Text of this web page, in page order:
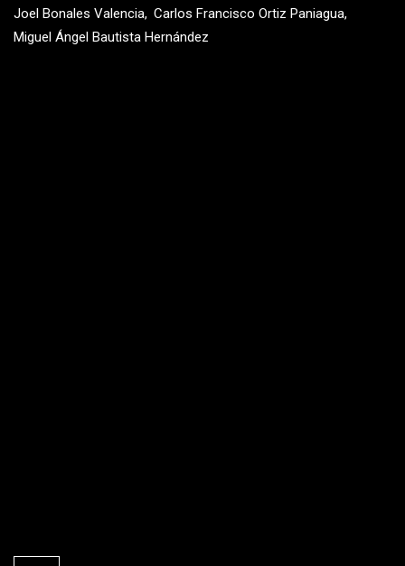
Joel Bonales Valencia Carlos Francisco Ortiz Paniagua
Miguel Ángel Bautista Hernández